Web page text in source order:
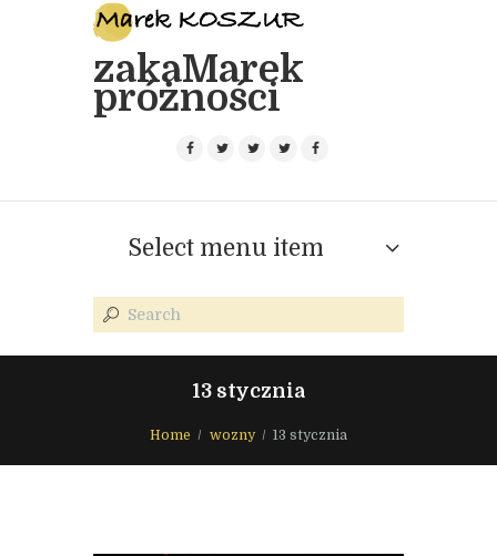
zakaMarek
próżności
Select menu item
13 stycznia
Home wozny 13 stycznia